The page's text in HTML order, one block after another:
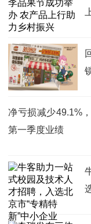
净亏损减少49.1%
第一季度业绩